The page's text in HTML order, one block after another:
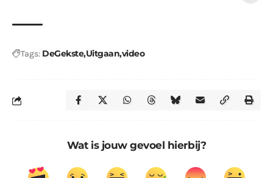
Tags: DeGeksteUitgaanvideo
Wat is jouw gevoel hierbij?